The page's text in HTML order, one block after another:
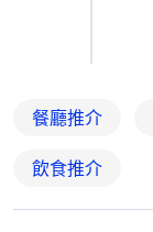
餐廳推介
飲食推介